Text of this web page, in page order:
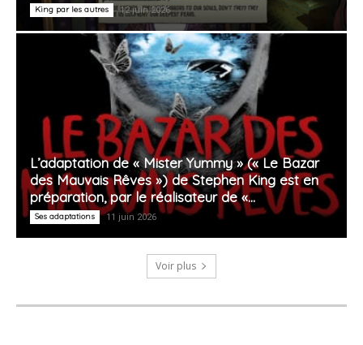
King par les autres 12 juin 2026
L’adaptation de « Mister Yummy » (« Le Bazar
des Mauvais Rêves ») de Stephen King est en
préparation, par le réalisateur de «...
Ses adaptations 11 juin 2026
Voir plus